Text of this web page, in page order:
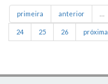
primeira anterior
24 25 26 próxima